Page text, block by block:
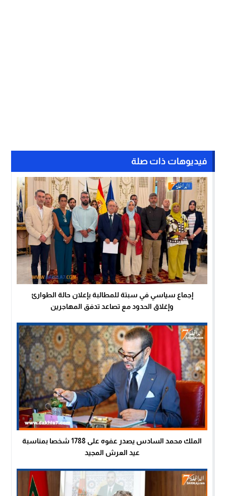
فيديوهات ذات صلة
إجماع سياسي في سبتة للمطالبة بإعلان حالة الطوارئ
وإغلاق الحدود مع تصاعد تدفق المهاجرين
الملك محمد السادس يصدر عفوه على 1788 شخصا بمناسبة
عيد العرش المجيد